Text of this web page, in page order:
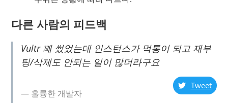
다른 사람의 피드백
Vultr 꽤 썼었는데 인스턴스가 먹통이 되고 재부
팅/삭제도 안되는 일이 많더라구요
훌륭한 개발자
Tweet